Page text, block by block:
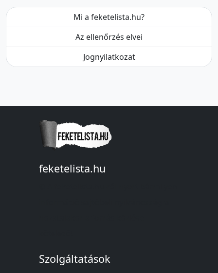
Mi a feketelista.hu?
Az ellenőrzés elvei
Jognyilatkozat
feketelista.hu
Szolgáltatások